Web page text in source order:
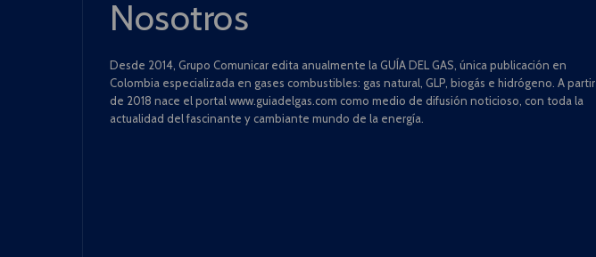
Nosotros
Desde 2014, Grupo Comunicar edita anualmente la GUÍA DEL GAS, única publicación en
Colombia especializada en gases combustibles: gas natural, GLP, biogás e hidrógeno. A partir
de 2018 nace el portal www.guiadelgas.com como medio de difusión noticioso, con toda la
actualidad del fascinante y cambiante mundo de la energía.